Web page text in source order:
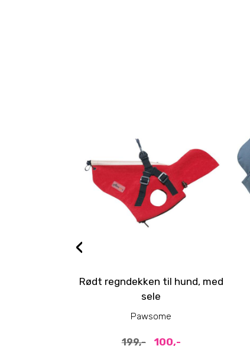
Rødt regndekken til hund, med
sele
Pawsome
199,- 100,-
‹